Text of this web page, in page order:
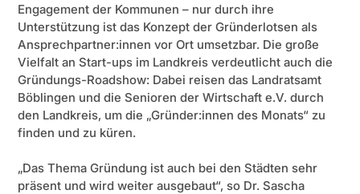
Engagement der Kommunen – nur durch ihre
Unterstützung ist das Konzept der Gründerlotsen als
Ansprechpartner:innen vor Ort umsetzbar. Die große
Vielfalt an Start-ups im Landkreis verdeutlicht auch die
Gründungs-Roadshow: Dabei reisen das Landratsamt
Böblingen und die Senioren der Wirtschaft e.V. durch
den Landkreis, um die „Gründer:innen des Monats“ zu
finden und zu küren.
„Das Thema Gründung ist auch bei den Städten sehr
präsent und wird weiter ausgebaut“, so Dr. Sascha